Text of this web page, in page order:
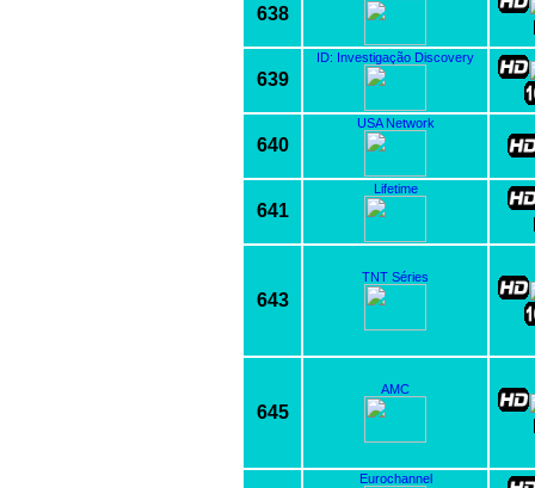
638
639
ID: Investigação Discovery
640
USA Network
641
Lifetime
643
TNT Séries
645
AMC
Eurochannel